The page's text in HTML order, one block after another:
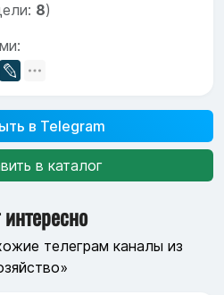
8)
в Telegram
в каталог
телеграм каналы из